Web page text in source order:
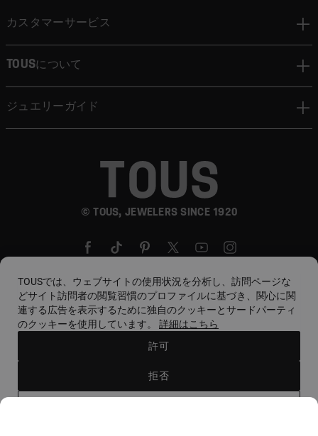
© TOUS, JEWELERS SINCE 1920
カスタマーサービス
TOUSについて
ジュエリーガイド
国と通貨country. / Euro
TOUSでは、ウェブサイトの使用状況を分析し、訪問ページな
どサイト訪問者の閲覧習慣のプロファイルに基づき、関心に関
連する広告を表示するために独自のクッキーとサードパーティ
のクッキーを使用しています。 詳細はこちら
拒否
許可